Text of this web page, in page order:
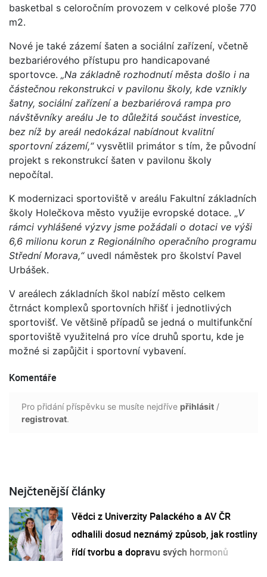
basketbal s celoročním provozem v celkové ploše 770
m2.
Nové je také zázemí šaten a sociální zařízení, včetně
bezbariérového přístupu pro handicapované
sportovce. „Na základně rozhodnutí města došlo i na
částečnou rekonstrukci v pavilonu školy, kde vznikly
šatny, sociální zařízení a bezbariérová rampa pro
návštěvníky areálu Je to důležitá součást investice,
bez níž by areál nedokázal nabídnout kvalitní
sportovní zázemí,“vysvětlil primátor s tím, že původní
projekt s rekonstrukcí šaten v pavilonu školy
nepočítal.
K modernizaci sportoviště v areálu Fakultní základních
školy Holečkova město využije evropské dotace. „V
rámci vyhlášené výzvy jsme požádali o dotaci ve výši
6,6 milionu korun z Regionálního operačního programu
Střední Morava,“uvedl náměstek pro školství Pavel
Urbášek.
V areálech základních škol nabízí město celkem
čtrnáct komplexů sportovních hřišť i jednotlivých
sportovišť. Ve většině případů se jedná o multifunkční
sportoviště využitelná pro více druhů sportu, kde je
možné si zapůjčit i sportovní vybavení.
Komentáře
Pro přidání příspěvku se musíte nejdříve přihlásit /
registrovat.
Nejčtenější články
Vědci z Univerzity Palackého a AV ČR
odhalili dosud neznámý způsob, jak rostliny
řídí tvorbu a dopravu svých hormonů